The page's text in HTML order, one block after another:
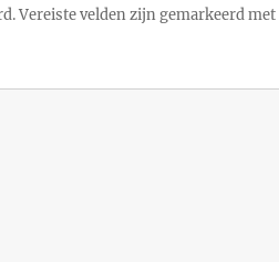
Vereiste velden zijn gemarkeerd met